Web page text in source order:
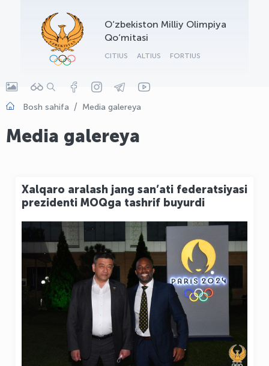
O‘zbekiston Milliy Olimpiya
Qo‘mitasi
CITIUS ALTIUS FORTIUS
Bosh sahifa Media galereya
Media galereya
Xalqaro aralash jang san’ati federatsiyasi
prezidenti MOQga tashrif buyurdi
OLYMPCHIK AI - yordamchi
Onlayn · olympic.uz